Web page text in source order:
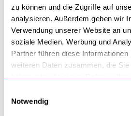
zu können und die Zugriffe auf
analysieren. Außerdem geben wir
Verwendung unserer Website an
soziale Medien, Werbung und
Partner führen diese
weiteren Daten zusammen, die
Notwendig
eine Lehrveranstaltung zu besuchen
erwerben. Der Anmeldezeitraum
Wochen vor Semesterbeginn
Freitag der zweiten Semesterwoche.
kann sowohl eine Anmeldung als
vorgenommen werden, danach wird
gesperrt.
Die Online-Anmeldung für alle